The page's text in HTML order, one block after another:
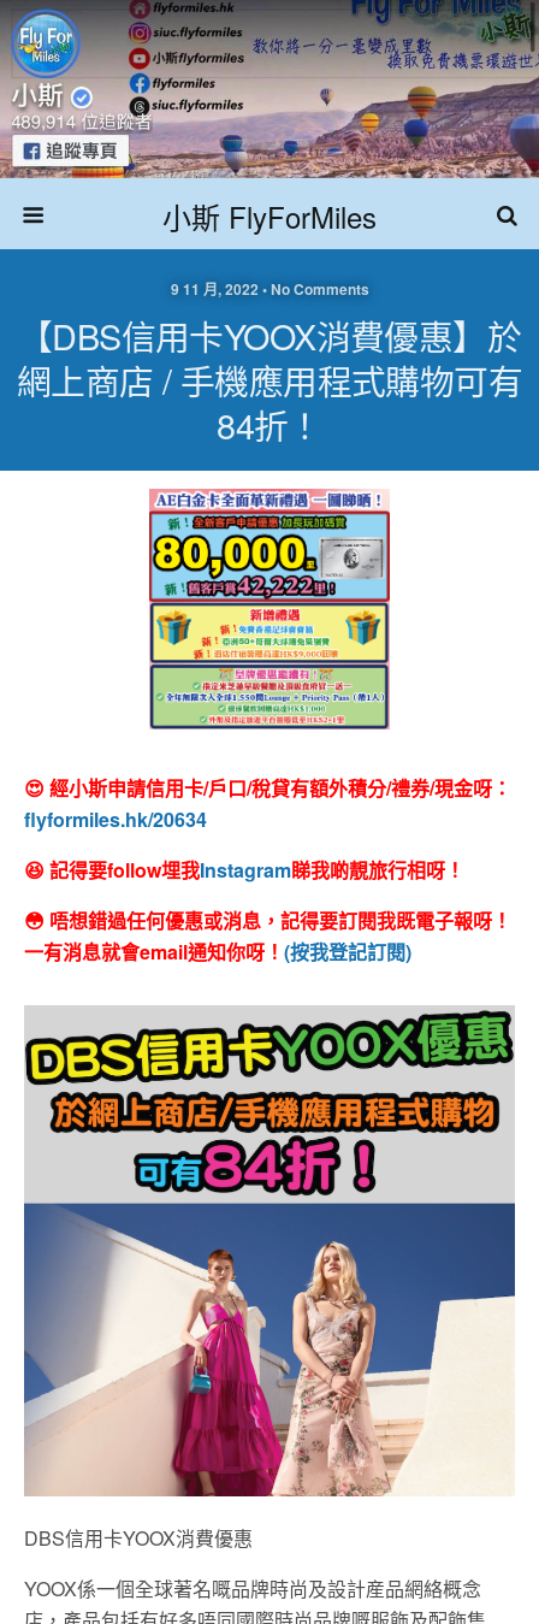
小斯 FlyForMiles
9 11 月, 2022 • No Comments
【DBS信用卡YOOX消費優惠】於
網上商店 / 手機應用程式購物可有
84折！
😍 經小斯申請信用卡/戶口/稅貸有額外積分/禮券/現金呀：
flyformiles.hk/20634
😆 記得要follow埋我Instagram睇我啲靚旅行相呀！
😳 唔想錯過任何優惠或消息，記得要訂閱我既電子報呀！
一有消息就會email通知你呀！ (按我登記訂閱)
DBS信用卡YOOX消費優惠
YOOX係一個全球著名嘅品牌時尚及設計産品網絡概念